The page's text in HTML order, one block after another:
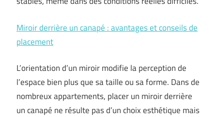
Miroir derrière un canapé : avantages et conseils de
placement
L’orientation d’un miroir modifie la perception de
l’espace bien plus que sa taille ou sa forme. Dans de
nombreux appartements, placer un miroir derrière
un canapé ne résulte pas d’un choix esthétique mais